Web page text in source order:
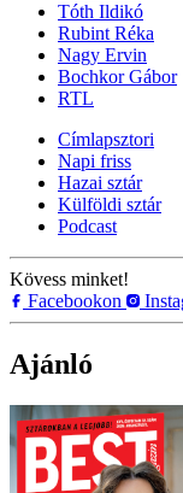
Tóth Ildikó
Rubint Réka
Nagy Ervin
Bochkor Gábor
RTL
Címlapsztori
Napi friss
Hazai sztár
Külföldi sztár
Podcast
Kövess minket!
Facebookon
Ajánló